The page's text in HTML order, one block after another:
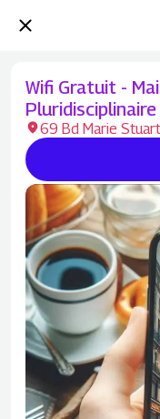
Wifi Gratuit -
69 Bd Marie